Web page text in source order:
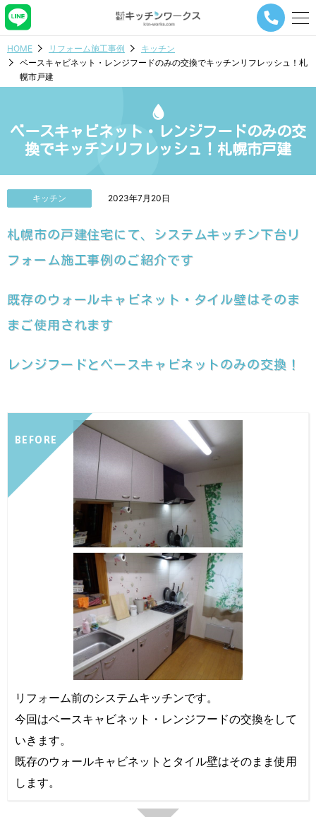
メ
ー
ビ
シ
ョ
タ
HOME リフォーム施工事例
キッチン
ベースキャビネット・レンジフードのみの交換でキッチンリフレッシュ！札
幌市戸建
ベースキャビネット・レンジフードのみの交
換でキッチンリフレッシュ！札幌市戸建
キッチン 2023年7月20日
札幌市の戸建住宅にて、システムキッチン下台リ
フォーム施工事例のご紹介です
既存のウォールキャビネット・タイル壁はそのま
まご使用されます
レンジフードとベースキャビネットのみの交換！
BEFORE
リフォーム前のシステムキッチンです。
今回はベースキャビネット・レンジフードの交換をして
いきます。
既存のウォールキャビネットとタイル壁はそのまま使用
します。